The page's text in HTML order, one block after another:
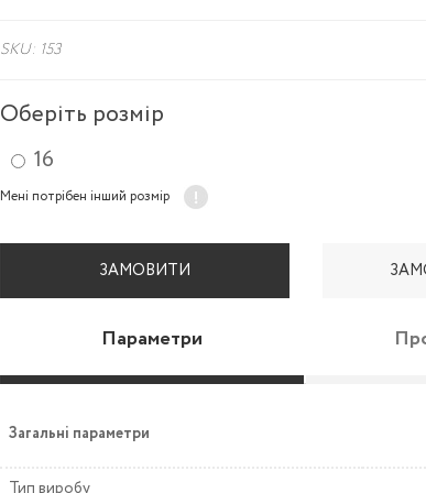
SKU: 153
Оберіть розмір
16
Мені потрібен інший розмір
ЗАМОВИТИ
Параметри
Загальні параметри